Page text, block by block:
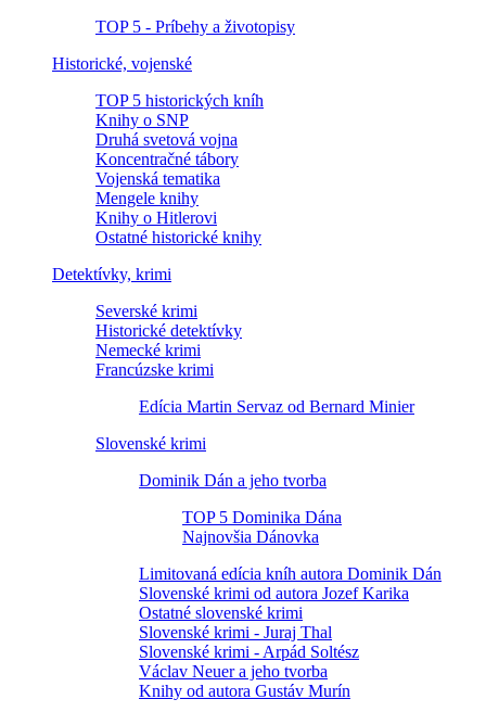
TOP 5 - Príbehy a životopisy
Historické, vojenské
TOP 5 historických kníh
Knihy o SNP
Druhá svetová vojna
Koncentračné tábory
Vojenská tematika
Mengele knihy
Knihy o Hitlerovi
Ostatné historické knihy
Detektívky, krimi
Severské krimi
Historické detektívky
Nemecké krimi
Francúzske krimi
Edícia Martin Servaz od Bernard Minier
Slovenské krimi
Dominik Dán a jeho tvorba
TOP 5 Dominika Dána
Najnovšia Dánovka
Limitovaná edícia kníh autora Dominik Dán
Slovenské krimi od autora Jozef Karika
Ostatné slovenské krimi
Slovenské krimi - Juraj Thal
Slovenské krimi - Arpád Soltész
Václav Neuer a jeho tvorba
Knihy od autora Gustáv Murín